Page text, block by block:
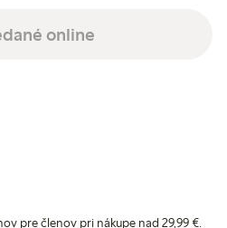
online
pre členov pri nákupe nad 29,99 €.